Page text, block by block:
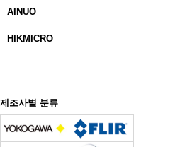
AINUO
HIKMICRO
제조사별 분류